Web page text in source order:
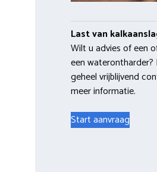
Last van
Wilt u advies of een
een
geheel vrijblijvend
meer informatie.
Start aanvraag